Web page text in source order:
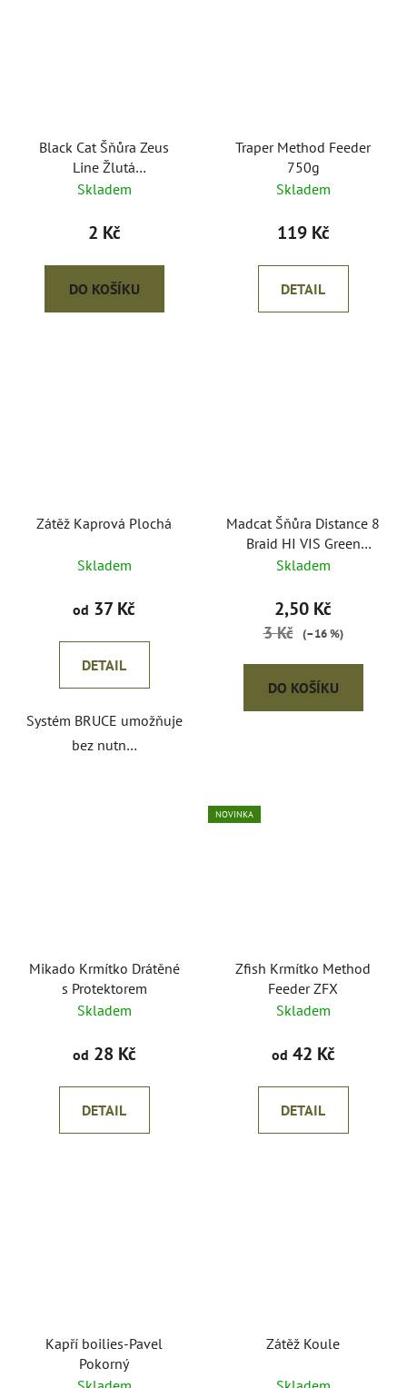
Black Cat Šňůra Zeus
Line Žlutá
0,60mm/59kg-2kč/m
Skladem
2 Kč
DO KOŠÍKU
Traper Method Feeder
750g
Skladem
119 Kč
DETAIL
Zátěž Kaprová Plochá
Skladem
od 37 Kč
DETAIL
Systém BRUCE umožňuje
bez nutn…
Madcat Šňůra Distance 8
Braid HI VIS Green
0,60mm/61kg-2,5kč/m
Skladem
2,50 Kč
3 Kč (–16 %)
DO KOŠÍKU
Mikado Krmítko Drátěné
s Protektorem
Skladem
od 28 Kč
DETAIL
NOVINKA
Zfish Krmítko Method
Feeder ZFX
Skladem
od 42 Kč
DETAIL
Kapří boilies-Pavel
Pokorný
Zátěž Koule